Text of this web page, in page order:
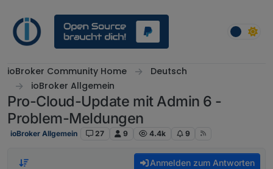
ioBroker Community Home
Deutsch
ioBroker Allgemein
Pro-Cloud-Update mit Admin 6 -
Problem-Meldungen
ioBroker Allgemein 27 9 4.4k 9
Anmelden zum Antworten